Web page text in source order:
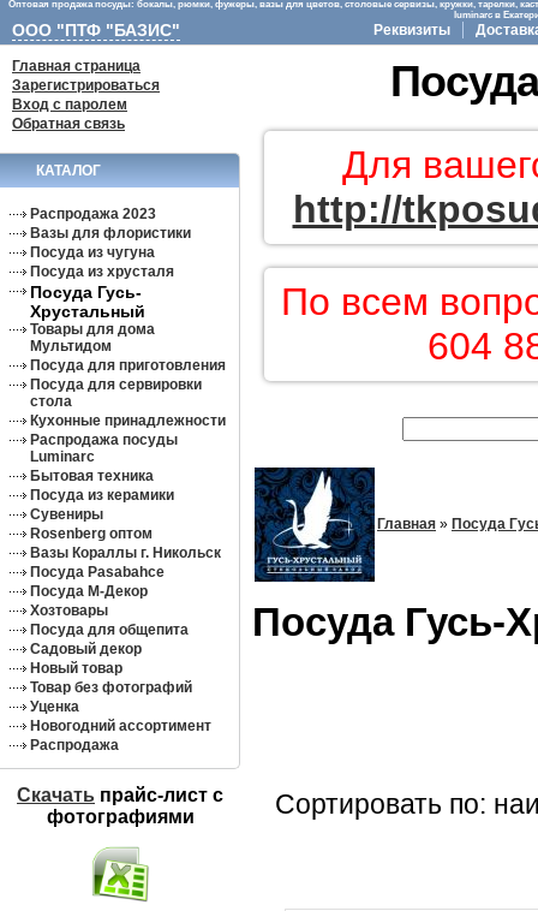
Оптовая продажа посуды: бокалы, рюмки, фужеры, вазы для цветов, столовые сервизы, кружки, тарелки,
luminarc в
ООО "ПТФ "БАЗИС" Реквизиты
Главная страница
Зарегистрироваться
Вход с паролем
Обратная связь
КАТАЛОГ
Распродажа 2023
Вазы для флористики
Посуда из чугуна
Посуда из хрусталя
Посуда Гусь-
Хрустальный
Товары для дома
Мультидом
Посуда для приготовления
Посуда для сервировки
стола
Кухонные принадлежности
Распродажа посуды
Luminarc
Бытовая техника
Посуда из керамики
Сувениры
Rosenberg оптом
Вазы Кораллы г. Никольск
Посуда Pasabahce
Посуда М-Декор
Хозтовары
Посуда для общепита
Садовый декор
Новый товар
Товар без фотографий
Уценка
Новогодний ассортимент
Распродажа
Скачать прайс-лист c
фотографиями
Для
http://
По всем
604
Главная » Посуда
Посуда Гусь-
Сортировать по: